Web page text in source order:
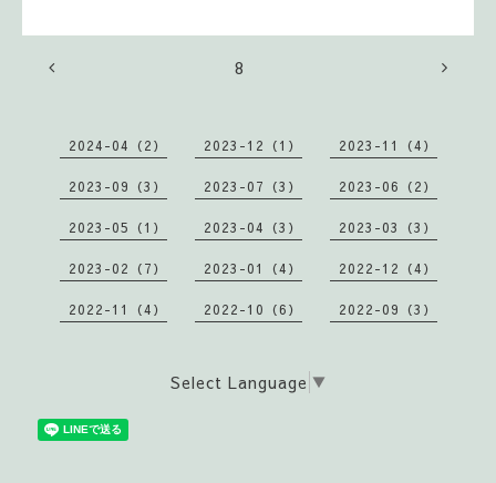
8
2024-04（2） 2023-12（1） 2023-11（4）
2023-09（3） 2023-07（3） 2023-06（2）
2023-05（1） 2023-04（3） 2023-03（3）
2023-02（7） 2023-01（4） 2022-12（4）
2022-11（4） 2022-10（6） 2022-09（3）
Select Language ▼